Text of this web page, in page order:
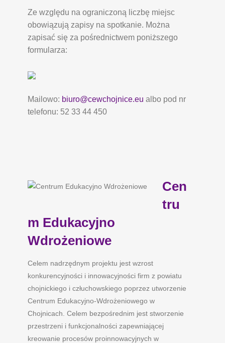
Ze względu na ograniczoną liczbę miejsc
obowiązują zapisy na spotkanie. Można
zapisać się za pośrednictwem poniższego
formularza:
Mailowo: biuro@cewchojnice.eu albo pod nr
telefonu: 52 33 44 450
Cen
tru
m Edukacyjno
Wdrożeniowe
Celem nadrzędnym projektu jest wzrost
konkurencyjności i innowacyjności firm z powiatu
chojnickiego i człuchowskiego poprzez utworzenie
Centrum Edukacyjno-Wdrożeniowego w
Chojnicach. Celem bezpośrednim jest stworzenie
przestrzeni i funkcjonalności zapewniającej
kreowanie procesów proinnowacyjnych w